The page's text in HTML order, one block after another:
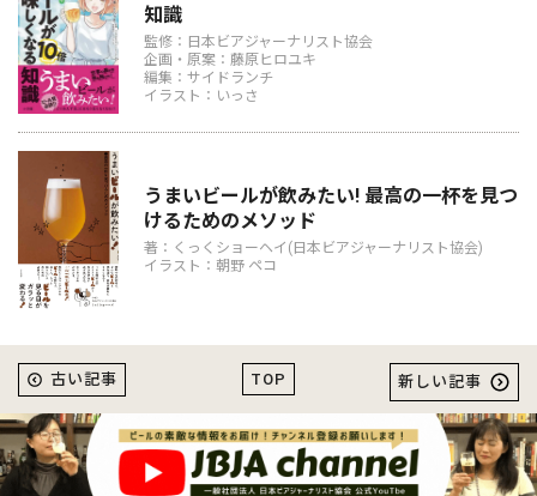
知識
監修：日本ビアジャーナリスト協会
企画・原案：藤原ヒロユキ
編集：サイドランチ
イラスト：いっさ
うまいビールが飲みたい! 最高の一杯を見つ
けるためのメソッド
著：くっくショーヘイ(日本ビアジャーナリスト協会)
イラスト：朝野 ペコ
TOP
古い記事 新しい記事